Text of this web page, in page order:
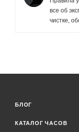
все об
чистке,
БЛОГ
КАТАЛОГ ЧАСОВ